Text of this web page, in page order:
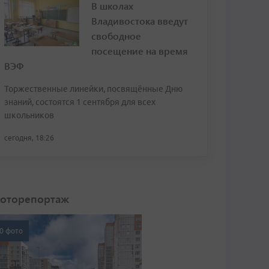
В школах
Владивостока введут
свободное
посещение на время
ВЭФ
Торжественные линейки, посвящённые Дню
знаний, состоятся 1 сентября для всех
школьников
сегодня, 18:26
фото